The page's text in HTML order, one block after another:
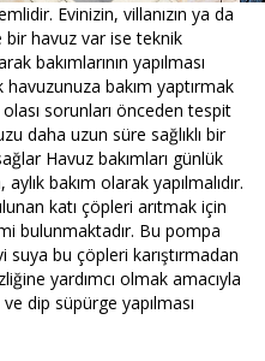
Evinizin, villanızın ya da
bir havuz var ise teknik
bakımlarının yapılması
havuzunuza bakım yaptırmak
sorunları önceden tespit
daha uzun süre sağlıklı bir
Havuz bakımları günlük
bakım olarak yapılmalıdır.
katı çöpleri arıtmak için
bulunmaktadır. Bu pompa
bu çöpleri karıştırmadan
yardımcı olmak amacıyla
dip süpürge yapılması